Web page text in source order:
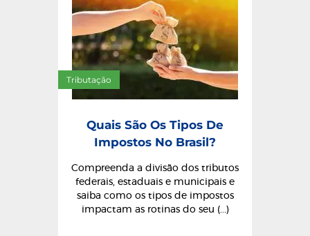
Tributação
Quais São Os Tipos De
Impostos No Brasil?
Compreenda a divisão dos tributos
federais, estaduais e municipais e
saiba como os tipos de impostos
impactam as rotinas do seu (...)